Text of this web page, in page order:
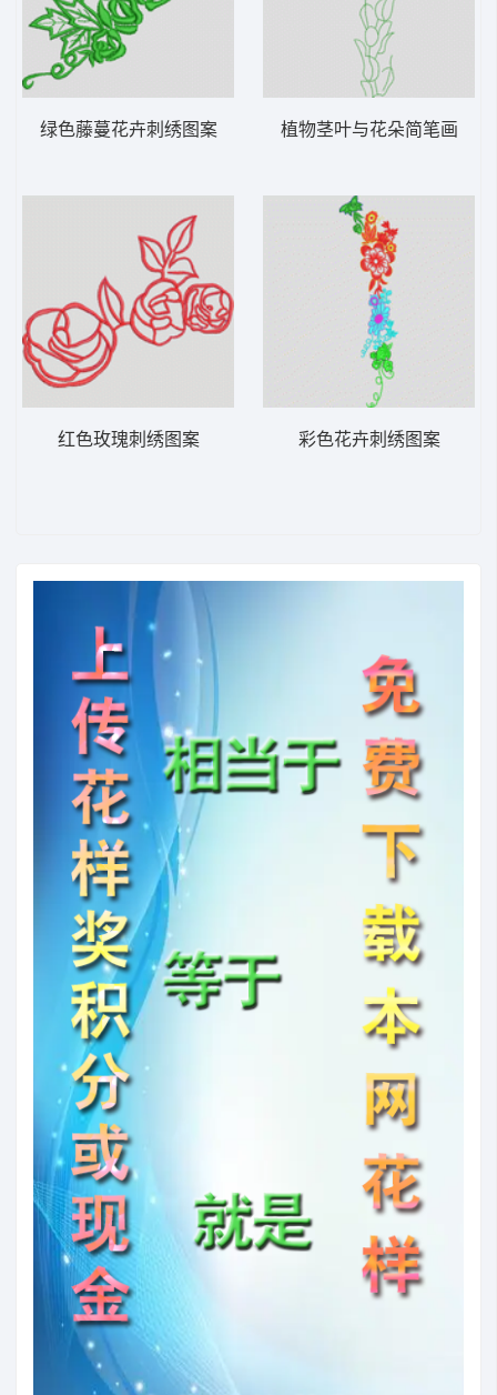
绿色藤蔓花卉刺绣图案
红色玫瑰刺绣图案
植物茎叶与花朵简笔画
彩色花卉刺绣图案